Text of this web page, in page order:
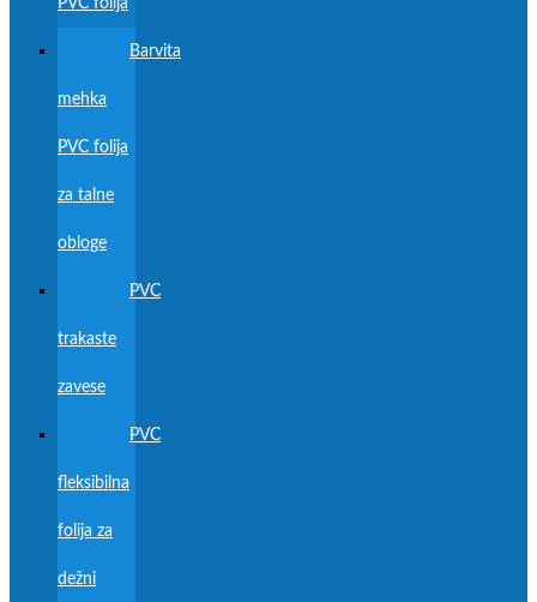
PVC folija
Barvita
mehka
PVC folija
za talne
obloge
PVC
trakaste
zavese
PVC
fleksibilna
folija za
dežni